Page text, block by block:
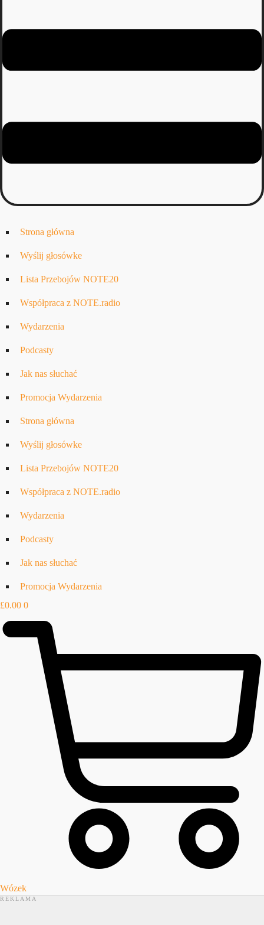
Strona główna
Wyślij głosówke
Lista Przebojów NOTE20
Współpraca z NOTE.radio
Wydarzenia
Podcasty
Jak nas słuchać
Promocja Wydarzenia
Strona główna
Wyślij głosówke
Lista Przebojów NOTE20
Współpraca z NOTE.radio
Wydarzenia
Podcasty
Jak nas słuchać
Promocja Wydarzenia
£0.00 0
Wózek